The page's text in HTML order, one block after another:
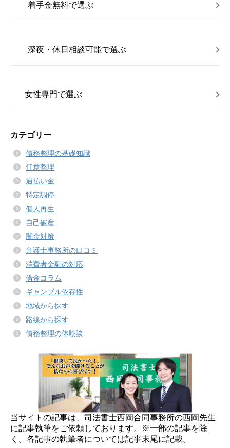
着手金無料で選ぶ
深夜・休日相談可能で選ぶ
女性専門で選ぶ
カテゴリー
債務整理の基礎知識
任意整理
過払い金
特定調停
個人再生
自己破産
闇金対策
弁護士事務所の口コミ
消費者金融の対応
借金コラム
ギャンブル依存性
地域から探す
路線から探す
債務整理の体験談
当サイトの記事は、司法書士西岡合同事務所の西岡先生
に記事執筆をご依頼しております。※一部の記事を除
く。各記事の執筆者については記事末尾に記載。